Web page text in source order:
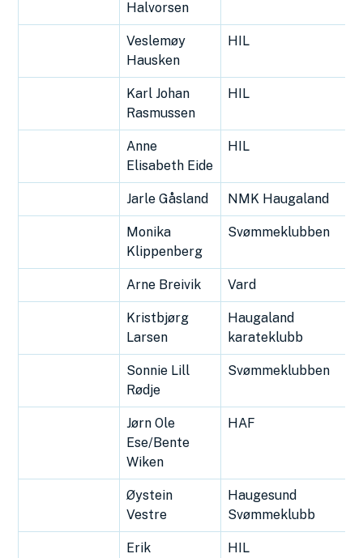
Halvorsen
Veslemøy
Hausken
HIL
Karl Johan
Rasmussen
HIL
Anne
Elisabeth Eide
HIL
Jarle Gåsland NMK Haugaland
Monika
Klippenberg
Svømmeklubben
Arne Breivik Vard
Kristbjørg
Larsen
Haugaland
karateklubb
Sonnie Lill
Rødje
Svømmeklubben
Jørn Ole
Ese/Bente
Wiken
HAF
Øystein
Vestre
Haugesund
Svømmeklubb
Erik
HIL